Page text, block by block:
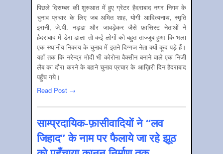
पिछले दिसम्बर की शुरुआत में हुए ग्रेटर हैदराबाद नगर निगम के
चुनाव प्रचार के लिए जब अमित शाह, योगी आदित्यनाथ, स्मृति
इरानी, जे.पी. नड्डा और जावड़ेकर जैसे फ़ासिस्ट नेताओं ने
हैदराबाद में डेरा डाला तो कई लोगों को बहुत ताज्जुब हुआ कि भला
एक स्थानीय निकाय के चुनाव में इतने दिग्गज नेता क्यों कूद पड़े हैं।
यहाँ तक कि नरेन्द्र मोदी भी कोरोना वैक्सीन बनाने वाले एक निजी
लैब का दौरा करने के बहाने चुनाव प्रचार के आख़ि‍री दिन हैदराबाद
पहुँच गये।
Read Post →
साम्प्रदायिक-फ़ासीवादियों ने “लव
जिहाद” के नाम पर फैलाये जा रहे झूठ